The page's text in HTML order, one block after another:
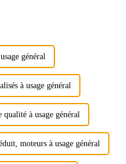
général
à usage général
à usage général
moteurs à usage général